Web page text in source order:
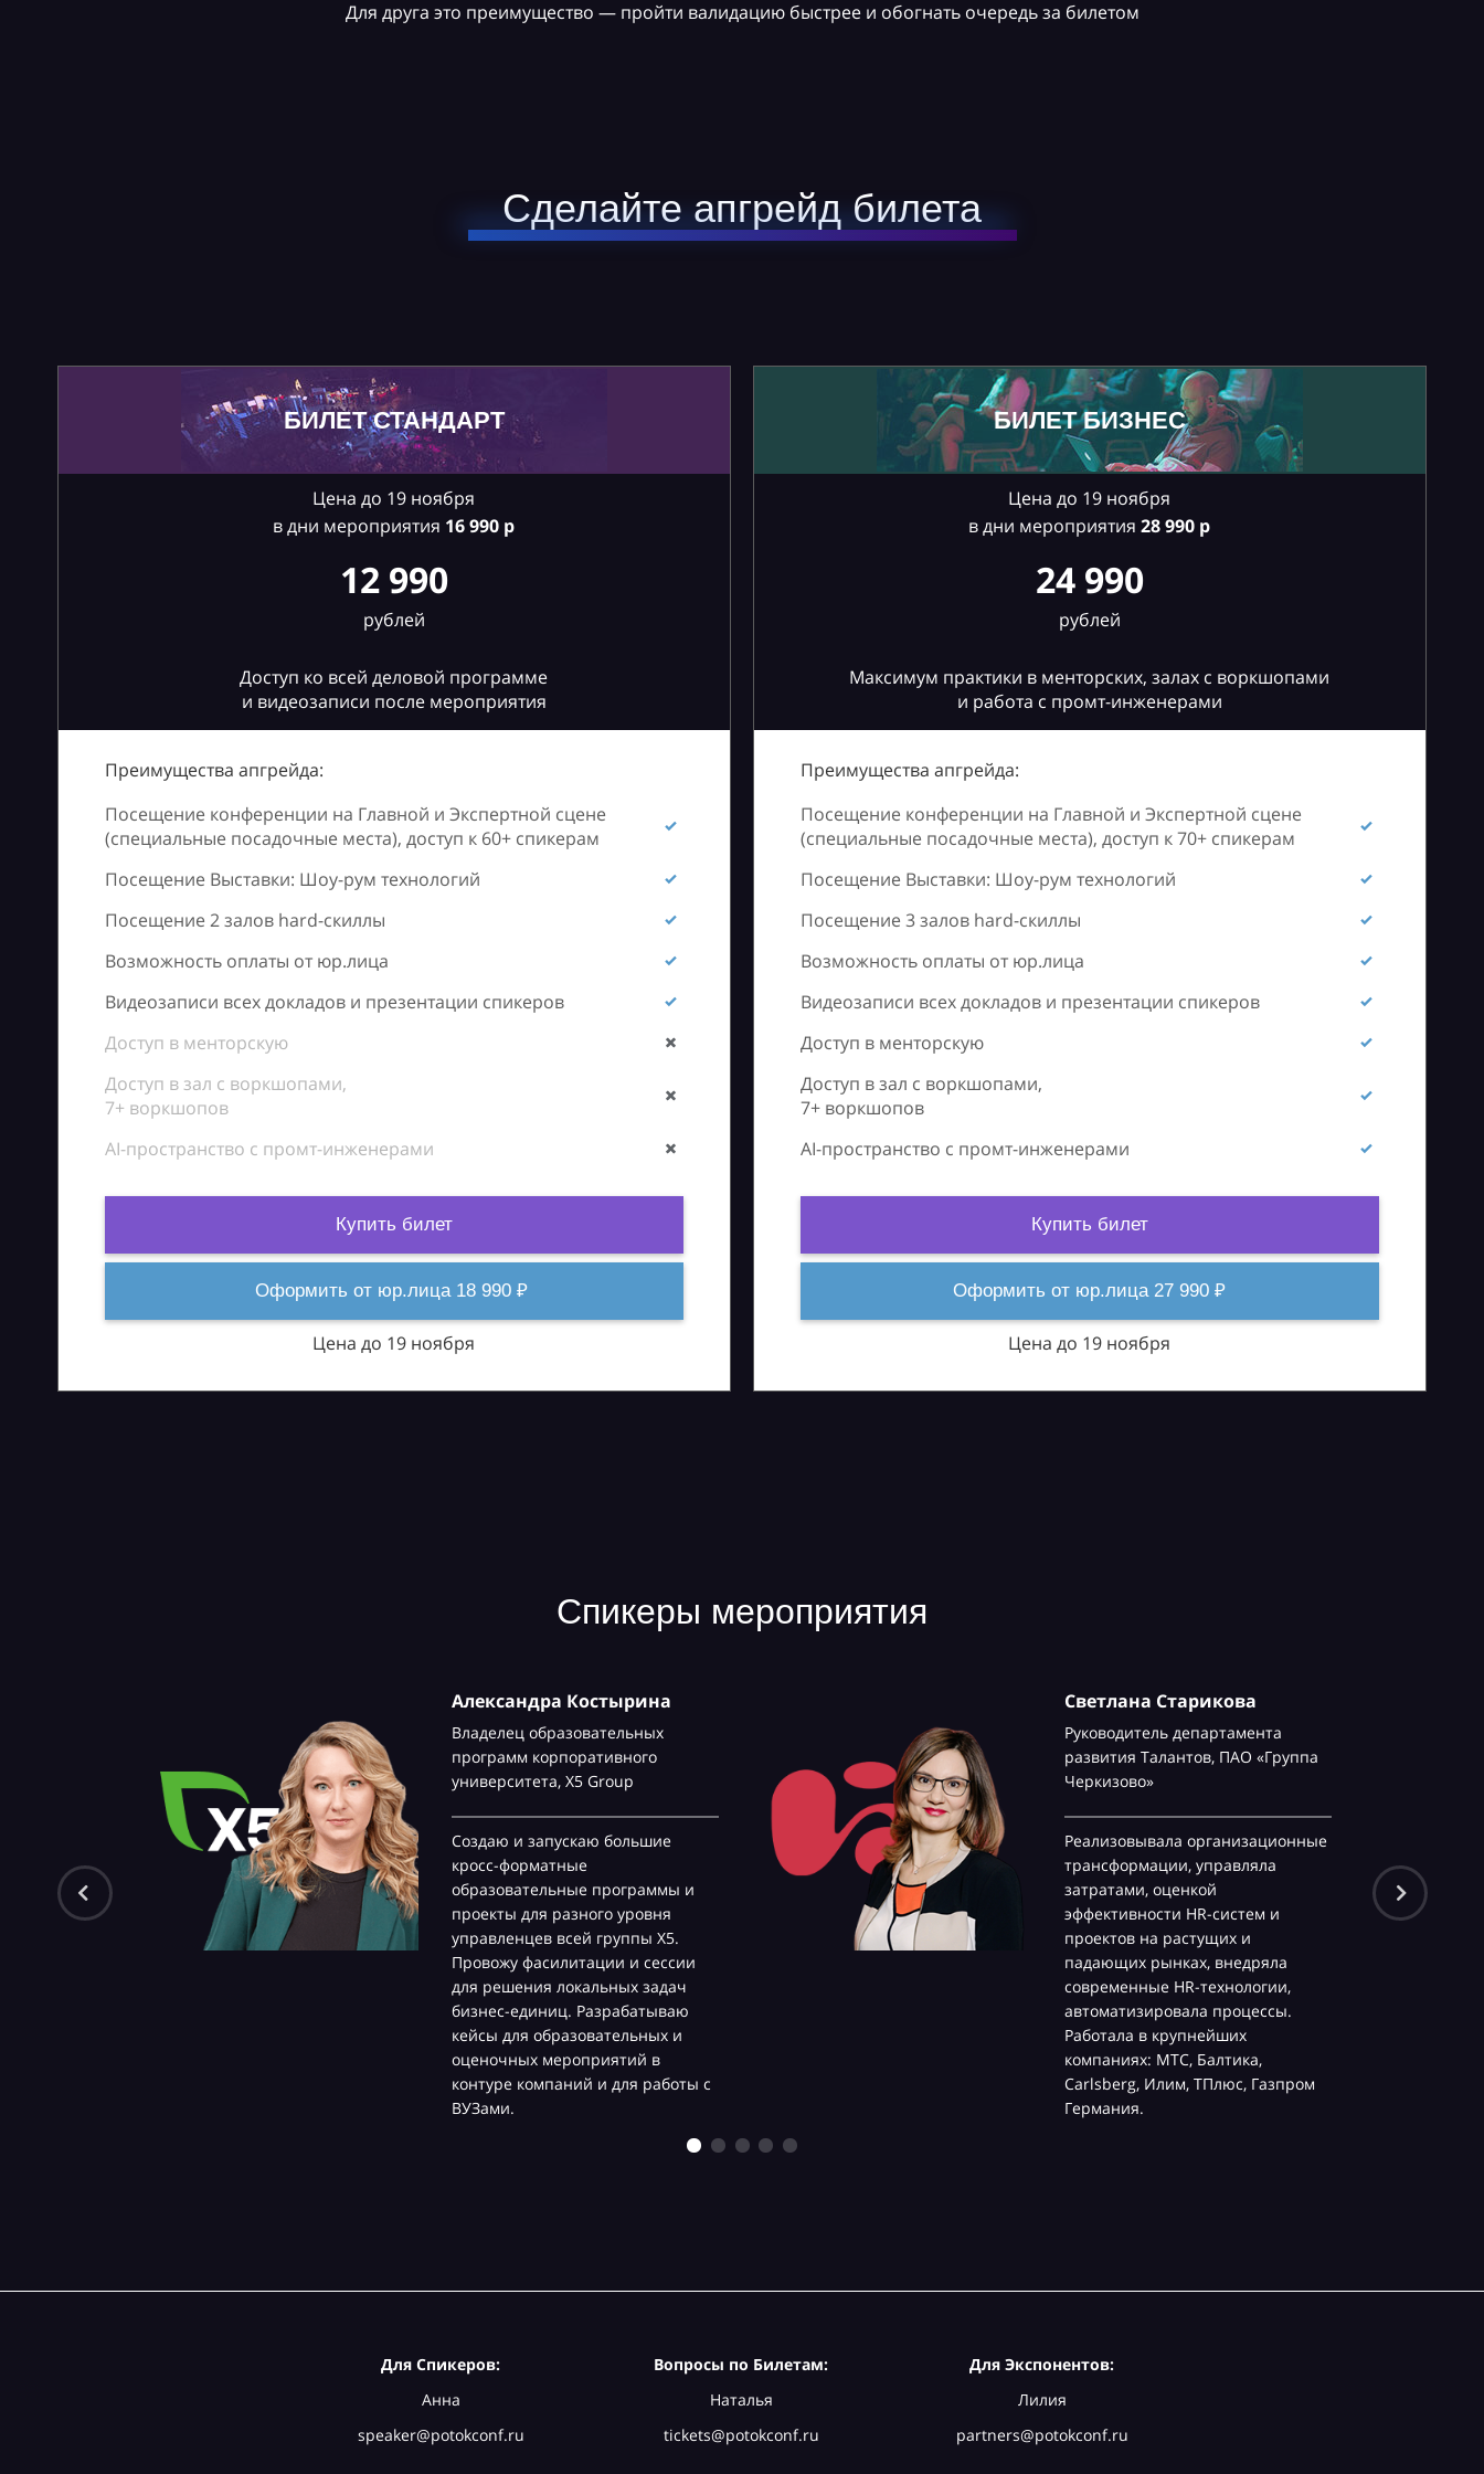
Для друга это преимущество — пройти валидацию быстрее и обогнать очередь за билетом
Сделайте апгрейд билета
БИЛЕТ СТАНДАРТ
Цена до 19 ноября
в дни мероприятия 16990 р
12 990
рублей
Доступ ко всей деловой программе
и видеозаписи после мероприятия
Преимущества апгрейда:
Посещение конференции на Главной и Экспертной сцене
(специальные посадочные места), доступ к 60+ спикерам
Посещение Выставки: Шоу-рум технологий
Посещение 2 залов hard-скиллы
Возможность оплаты от юр.лица
Видеозаписи всех докладов и презентации спикеров
Доступ в менторскую
Доступ в зал с воркшопами,
7+ воркшопов
AI-пространство с промт-инженерами
Купить билет
Оформить от юр.лица 18 990 ₽
Цена до 19 ноября
БИЛЕТ БИЗНЕС
Цена до 19 ноября
в дни мероприятия 28990 р
24 990
рублей
Максимум практики в менторских, залах с воркшопами
и работа с промт-инженерами
Преимущества апгрейда:
Посещение конференции на Главной и Экспертной сцене
(специальные посадочные места), доступ к 70+ спикерам
Посещение Выставки: Шоу-рум технологий
Посещение 3 залов hard-скиллы
Возможность оплаты от юр.лица
Видеозаписи всех докладов и презентации спикеров
Доступ в менторскую
Доступ в зал с воркшопами,
7+ воркшопов
AI-пространство с промт-инженерами
Купить билет
Оформить от юр.лица 27 990 ₽
Цена до 19 ноября
Спикеры мероприятия
Александра Костырина
Владелец образовательных
программ корпоративного
университета, Х5 Group
Создаю и запускаю большие
кросс-форматные
образовательные программы и
проекты для разного уровня
управленцев всей группы Х5.
Провожу фасилитации и сессии
для решения локальных задач
бизнес-единиц. Разрабатываю
кейсы для образовательных и
оценочных мероприятий в
контуре компаний и для работы с
ВУЗами.
Светлана Старикова
Руководитель департамента
развития Талантов, ПАО «Группа
Черкизово»
Реализовывала организационные
трансформации, управляла
затратами, оценкой
эффективности HR-систем и
проектов на растущих и
падающих рынках, внедряла
современные HR-технологии,
автоматизировала процессы.
Работала в крупнейших
компаниях: МТС, Балтика,
Carlsberg, Илим, ТПлюс, Газпром
Германия.
Для Спикеров:
Анна
speaker@potokconf.ru
Вопросы по Билетам:
Наталья
tickets@potokconf.ru
Для Экспонентов:
Лилия
partners@potokconf.ru